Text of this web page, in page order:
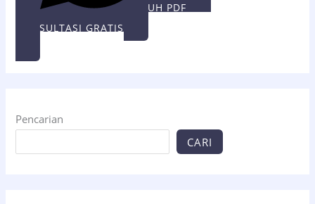
KONSULTASI GRATIS
UNDUH PDF
Pencarian
CARI